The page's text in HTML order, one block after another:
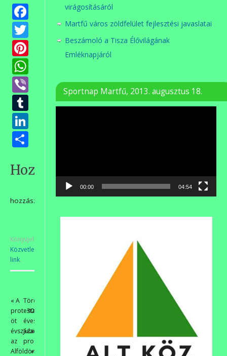
Facebook
Twitter
Pinterest
WhatsApp
Viber
Tumblr
LinkedIn
Ossza
meg
Hozzászólások
hozzászólás
Könyvjelzőkhöz
Közvetlen
link.
« A
protestantizmus
öt
évszázada
az
Alföldön
Törökbálint.
30
éves
Jubileumi
program
»
virágosításáról
Martfű város zöldfelület fejlesztési javaslatai
Beszámoló a Tisza Élővilágának
Emléknapjáról
Sportnap Martfű, 2013. augusztus 18.
00:00 04:54